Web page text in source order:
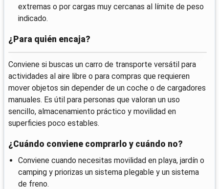
extremas o por cargas muy cercanas al límite de peso
indicado.
¿Para quién encaja?
Conviene si buscas un carro de transporte versátil para
actividades al aire libre o para compras que requieren
mover objetos sin depender de un coche o de cargadores
manuales. Es útil para personas que valoran un uso
sencillo, almacenamiento práctico y movilidad en
superficies poco estables.
¿Cuándo conviene comprarlo y cuándo no?
Conviene cuando necesitas movilidad en playa, jardín o
camping y priorizas un sistema plegable y un sistema
de freno.